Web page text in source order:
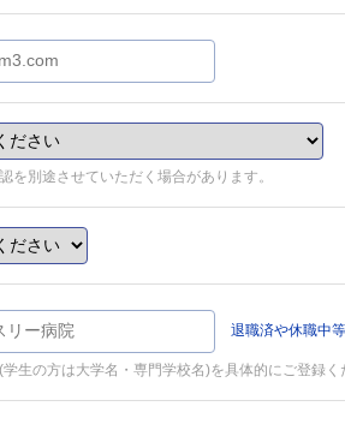
を別途させていただく場合があります。
退職済や休職中
生の方は大学名・専門学校名)を具体的にご登録く